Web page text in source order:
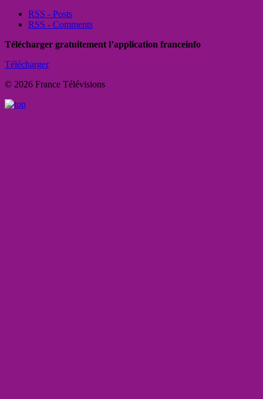
RSS - Posts
RSS - Comments
Télécharger gratuitement l’application franceinfo
Télécharger
© 2026 France Télévisions